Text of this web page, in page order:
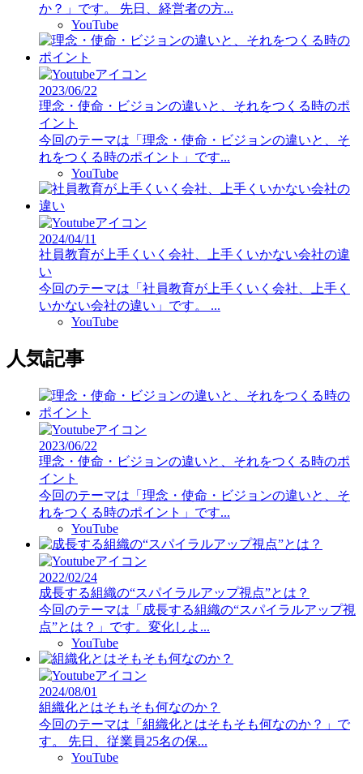
か？」です。 先日、経営者の方...
YouTube
2023/06/22
理念・使命・ビジョンの違いと、それをつくる時のポ
イント
今回のテーマは「理念・使命・ビジョンの違いと、そ
れをつくる時のポイント」です...
YouTube
2024/04/11
社員教育が上手くいく会社、上手くいかない会社の違
い
今回のテーマは「社員教育が上手くいく会社、上手く
いかない会社の違い」です。 ...
YouTube
人気記事
2023/06/22
理念・使命・ビジョンの違いと、それをつくる時のポ
イント
今回のテーマは「理念・使命・ビジョンの違いと、そ
れをつくる時のポイント」です...
YouTube
2022/02/24
成長する組織の“スパイラルアップ視点”とは？
今回のテーマは「成長する組織の“スパイラルアップ視
点”とは？」です。変化しよ...
YouTube
2024/08/01
組織化とはそもそも何なのか？
今回のテーマは「組織化とはそもそも何なのか？」で
す。 先日、従業員25名の保...
YouTube